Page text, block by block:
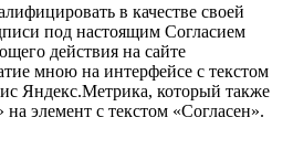
в качестве своей
под настоящим Согласием
действия на сайте
мною на интерфейсе с текстом
Яндекс.Метрика, который также
элемент с текстом «Согласен».